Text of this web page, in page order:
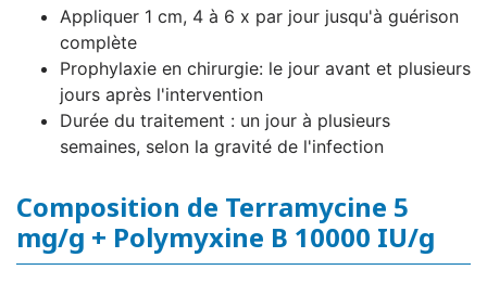
Appliquer 1 cm, 4 à 6 x par jour jusqu'à guérison
complète
Prophylaxie en chirurgie: le jour avant et plusieurs
jours après l'intervention
Durée du traitement : un jour à plusieurs
semaines, selon la gravité de l'infection
Composition de Terramycine 5
mg/g + Polymyxine B 10000 IU/g